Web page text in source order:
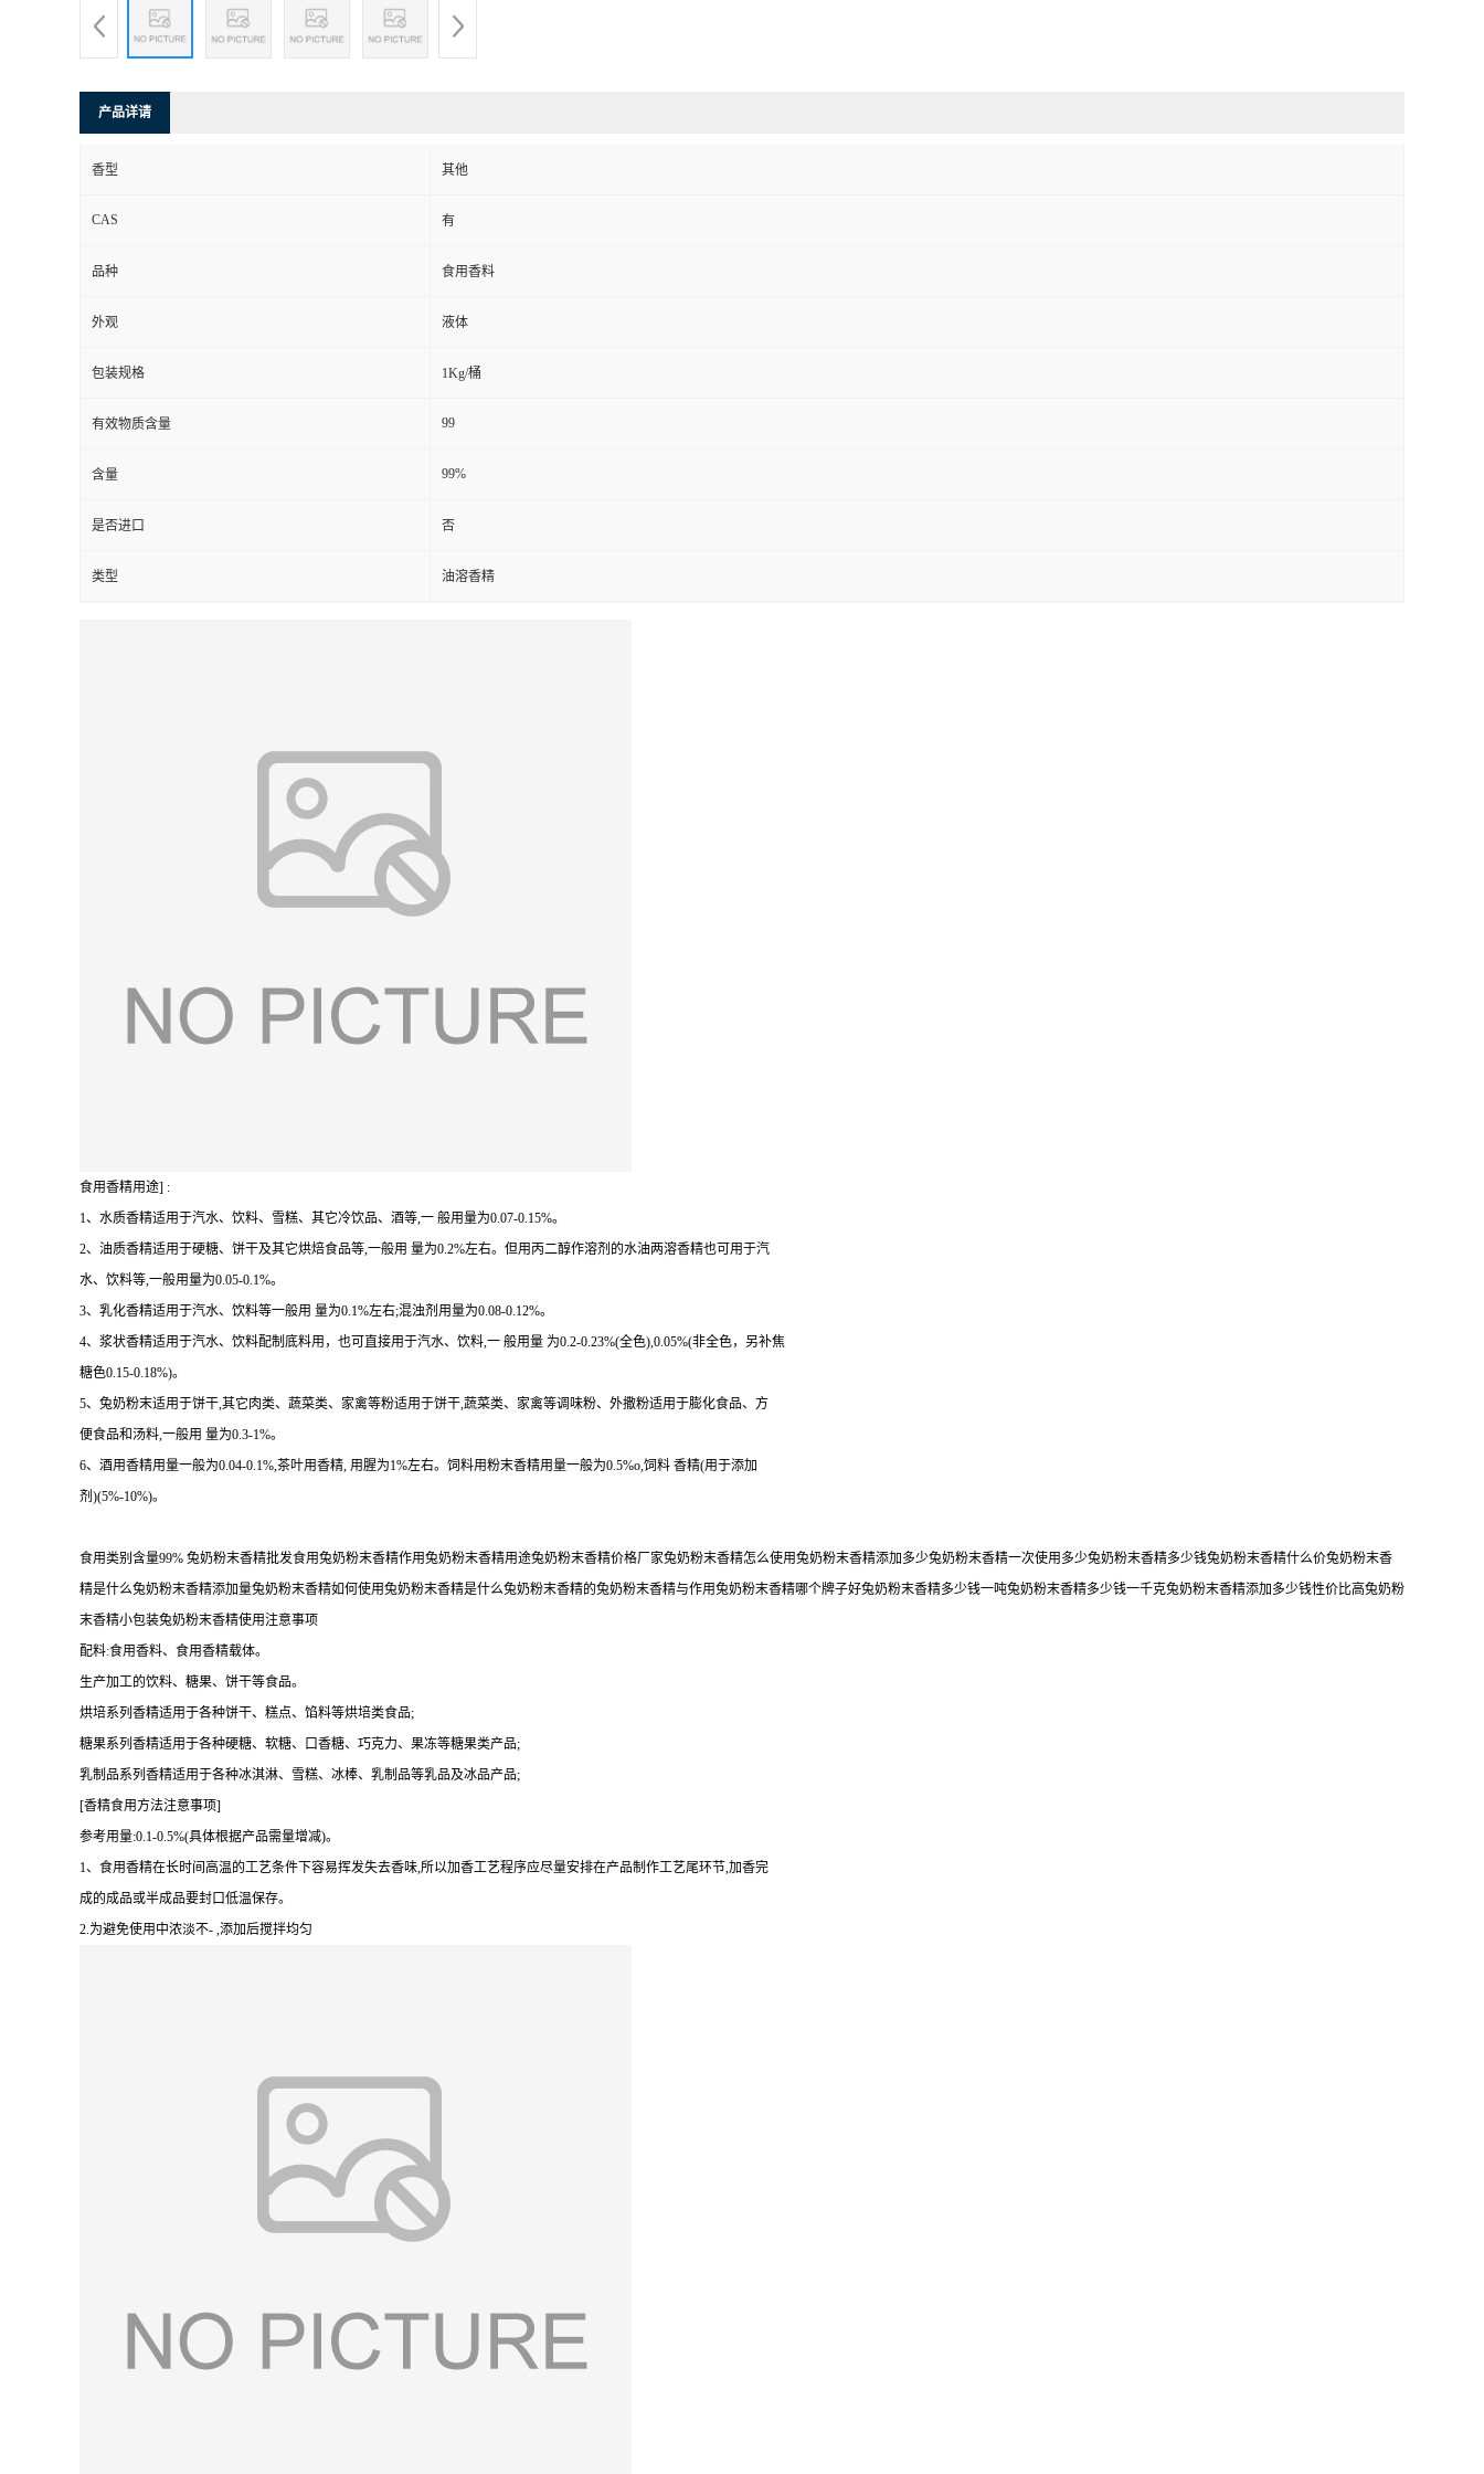
产品详请
香型 其他
CAS 有
品种 食用香料
外观 液体
包装规格 1Kg/桶
有效物质含量 99
含量 99%
是否进口 否
类型 油溶香精
食用香精用途] :
1、水质香精适用于汽水、饮料、雪糕、其它冷饮品、酒等,一 般用量为0.07-0.15%。
2、油质香精适用于硬糖、饼干及其它烘焙食品等,一般用 量为0.2%左右。但用丙二醇作溶剂的水油两溶香精也可用于汽
水、饮料等,一般用量为0.05-0.1%。
3、乳化香精适用于汽水、饮料等一般用 量为0.1%左右;混浊剂用量为0.08-0.12%。
4、浆状香精适用于汽水、饮料配制底料用，也可直接用于汽水、饮料,一 般用量 为0.2-0.23%(全色),0.05%(非全色，另补焦
糖色0.15-0.18%)。
5、兔奶粉末适用于饼干,其它肉类、蔬菜类、家禽等粉适用于饼干,蔬菜类、家禽等调味粉、外撒粉适用于膨化食品、方
便食品和汤料,一般用 量为0.3-1%。
6、酒用香精用量一般为0.04-0.1%,茶叶用香精, 用腥为1%左右。饲料用粉末香精用量一般为0.5%o,饲料 香精(用于添加
剂)(5%-10%)。
食用类别含量99% 兔奶粉末香精批发食用兔奶粉末香精作用兔奶粉末香精用途兔奶粉末香精价格厂家兔奶粉末香精怎么使用兔奶粉末香精添加多少兔奶粉末香精一次使用多少兔奶粉末香精多少钱兔奶粉末香精什么价兔奶粉末香
精是什么兔奶粉末香精添加量兔奶粉末香精如何使用兔奶粉末香精是什么兔奶粉末香精的兔奶粉末香精与作用兔奶粉末香精哪个牌子好兔奶粉末香精多少钱一吨兔奶粉末香精多少钱一千克兔奶粉末香精添加多少钱性价比高兔奶粉
末香精小包装兔奶粉末香精使用注意事项
配料:食用香料、食用香精载体。
生产加工的饮料、糖果、饼干等食品。
烘培系列香精适用于各种饼干、糕点、馅料等烘培类食品;
糖果系列香精适用于各种硬糖、软糖、口香糖、巧克力、果冻等糖果类产品;
乳制品系列香精适用于各种冰淇淋、雪糕、冰棒、乳制品等乳品及冰品产品;
[香精食用方法注意事项]
参考用量:0.1-0.5%(具体根据产品需量增减)。
1、食用香精在长时间高温的工艺条件下容易挥发失去香味,所以加香工艺程序应尽量安排在产品制作工艺尾环节,加香完
成的成品或半成品要封口低温保存。
2.为避免使用中浓淡不- ,添加后搅拌均匀